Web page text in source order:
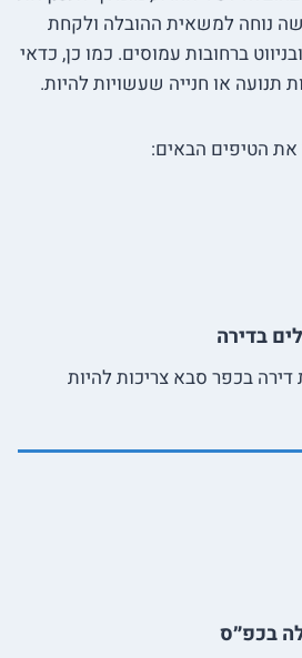
נוחה למשאית ההובלה ולקחת
ברחובות עמוסים. כמו כן, כדאי
תנועה או חנייה שעשויות להיות.
את הטיפים הבאים:
בדירה
בכפר סבא צריכות להיות
בכפ״ס